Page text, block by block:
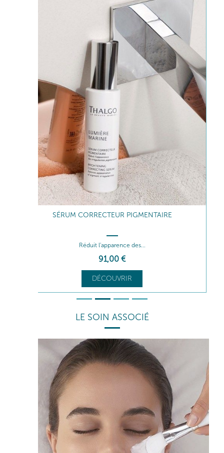
SÉRUM CORRECTEUR PIGMENTAIRE
Réduit l'apparence des...
91,00 €
DÉCOUVRIR
LE SOIN ASSOCIÉ